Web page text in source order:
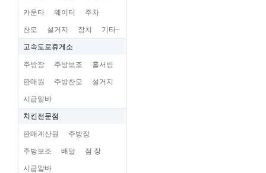
카운타 웨이터 주차
찬모 설거지 장치 기타~
고속도로휴게소
주방장 주방보조 홀서빙
판매원 주방찬모 설거지
시급알바
치킨전문점
판매계산원 주방장
주방보조 배달 점 장
시급알바